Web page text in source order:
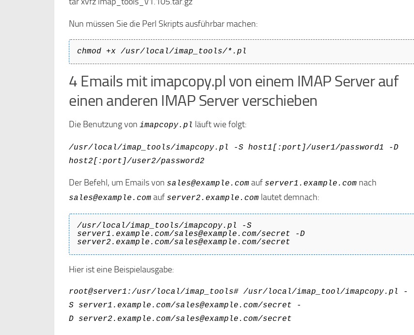
Nun müssen Sie die Perl Skripts ausführbar machen:
chmod +x /usr/local/imap_tools/*.pl
4 Emails mit imapcopy.pl von einem IMAP Server auf
einen anderen IMAP Server verschieben
Die Benutzung von imapcopy.pl läuft wie folgt:
/usr/local/imap_tools/imapcopy.pl -S host1[:port]/user1/password1 -D
host2[:port]/user2/password2
Der Befehl, um Emails von sales@example.com auf server1.example.com nach
sales@example.com auf server2.example.com lautet demnach:
/usr/local/imap_tools/imapcopy.pl -S
server1.example.com/sales@example.com/secret -D
server2.example.com/sales@example.com/secret
Hier ist eine Beispielausgabe:
root@server1:/usr/local/imap_tools# /usr/local/imap_tool/imapcopy.pl -
S server1.example.com/sales@example.com/secret -
D server2.example.com/sales@example.com/secret